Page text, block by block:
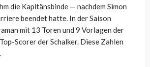
die Kapitänsbinde — nachdem Simon
beendet hatte. In der Saison
mit 13 Toren und 9 Vorlagen der
Scorer der Schalker. Diese Zahlen